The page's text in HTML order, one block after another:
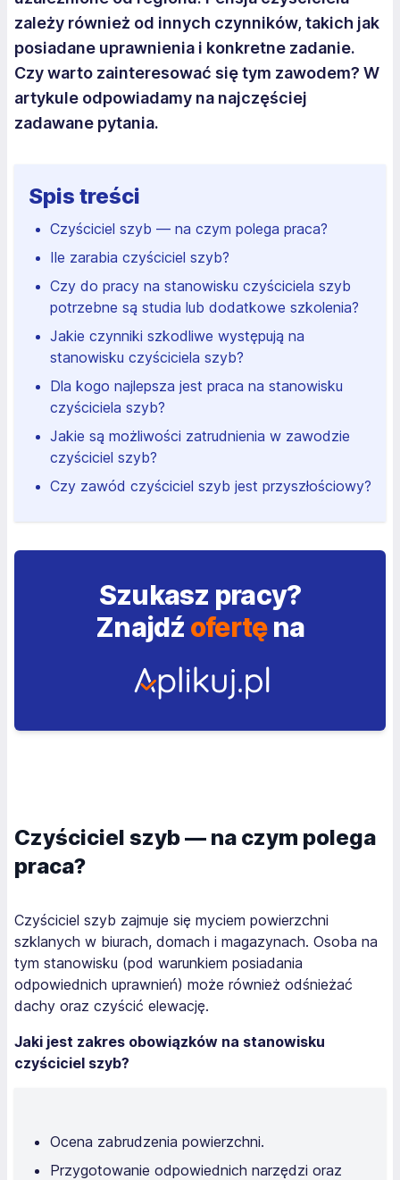
zależy również od innych czynników, takich jak
posiadane uprawnienia i konkretne zadanie.
Czy warto zainteresować się tym zawodem? W
artykule odpowiadamy na najczęściej
zadawane pytania.
Spis treści
Czyściciel szyb — na czym polega praca?
Ile zarabia czyściciel szyb?
Czy do pracy na stanowisku czyściciela szyb
potrzebne są studia lub dodatkowe szkolenia?
Jakie czynniki szkodliwe występują na
stanowisku czyściciela szyb?
Dla kogo najlepsza jest praca na stanowisku
czyściciela szyb?
Jakie są możliwości zatrudnienia w zawodzie
czyściciel szyb?
Czy zawód czyściciel szyb jest przyszłościowy?
Szukasz pracy?
Znajdź ofertęna
Czyściciel szyb — na czym polega
praca?
Czyściciel szyb zajmuje się myciem powierzchni
szklanych w biurach, domach i magazynach. Osoba na
tym stanowisku (pod warunkiem posiadania
odpowiednich uprawnień) może również odśnieżać
dachy oraz czyścić elewację.
Jaki jest zakres obowiązków na stanowisku
czyściciel szyb?
Ocena zabrudzenia powierzchni.
Przygotowanie odpowiednich narzędzi oraz